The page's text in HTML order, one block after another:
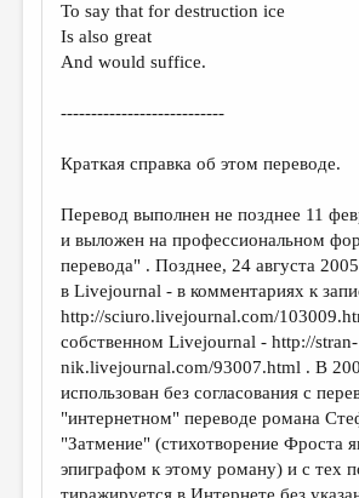
МАЛАЯ ПРОЗА
ЭССЕИСТИКА
РЕЦЕНЗИРОВАНИЕ
ЦИКЛЫ ПУБЛИКАЦИЙ
ТРЕДИАКОВСКИЙ
МЕДИА
ВКОНТАКТЕ
To say that for destruction ice
Is also great
And would suffice.
---------------------------
Краткая справка об этом переводе.
Перевод выполнен не позднее 11
и выложен на профессиональном
перевода" . Позднее, 24 августа
в Livejournal - в комментариях к
http://sciuro.livejournal.com/
собственном Livejournal - http://stran-
nik.livejournal.com/93007.html . В
использован без согласования с
"интернетном" переводе романа
"Затмение" (стихотворение Фроста
эпиграфом к этому роману) и с тех